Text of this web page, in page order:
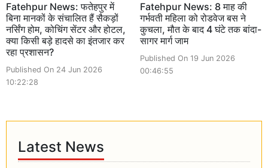
Fatehpur News: फतेहपुर में
बिना मानकों के संचालित हैं सैकड़ों
नर्सिंग होम, कोचिंग सेंटर और होटल,
क्या किसी बड़े हादसे का इंतजार कर
रहा प्रशासन?
Published On 24 Jun 2026
10:22:28
Fatehpur News: 8 माह की
गर्भवती महिला को रोडवेज बस ने
कुचला, मौत के बाद 4 घंटे तक बांदा-
सागर मार्ग जाम
Published On 19 Jun 2026
00:46:55
Latest News